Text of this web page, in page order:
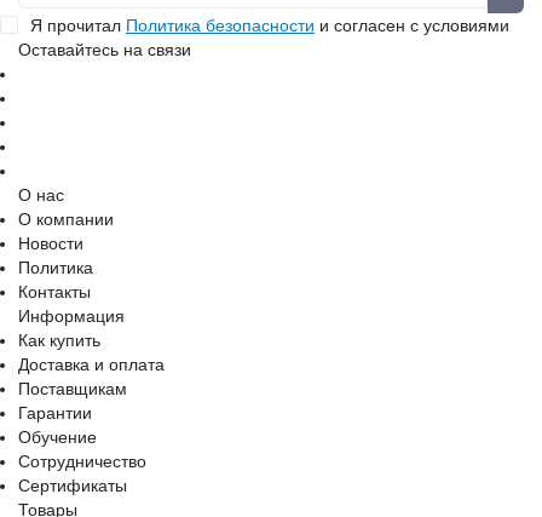
Я прочитал Политика безопасности и согласен с условиями
Оставайтесь на связи
О нас
О компании
Новости
Политика
Контакты
Информация
Как купить
Доставка и оплата
Поставщикам
Гарантии
Обучение
Сотрудничество
Сертификаты
Товары